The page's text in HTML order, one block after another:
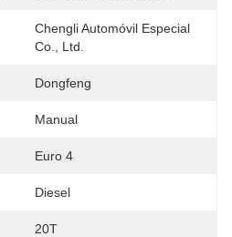
Chengli Automóvil Especial
Co., Ltd.
Dongfeng
Manual
Euro 4
Diesel
20T